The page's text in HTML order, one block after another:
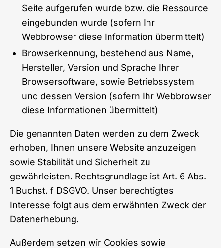
Seite aufgerufen wurde bzw. die Ressource
eingebunden wurde (sofern Ihr
Webbrowser diese Information übermittelt)
Browserkennung, bestehend aus Name,
Hersteller, Version und Sprache Ihrer
Browsersoftware, sowie Betriebssystem
und dessen Version (sofern Ihr Webbrowser
diese Informationen übermittelt)
Die genannten Daten werden zu dem Zweck
erhoben, Ihnen unsere Website anzuzeigen
sowie Stabilität und Sicherheit zu
gewährleisten. Rechtsgrundlage ist Art. 6 Abs.
1 Buchst. f DSGVO. Unser berechtigtes
Interesse folgt aus dem erwähnten Zweck der
Datenerhebung.
Außerdem setzen wir Cookies sowie